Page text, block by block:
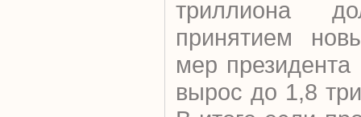
триллиона
принятием
мер
вырос до 1,8